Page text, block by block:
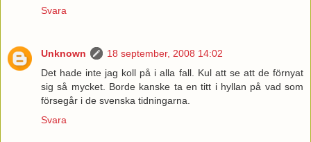
Svara
Unknown
18 september, 2008 14:02
Det hade inte jag koll på i alla fall. Kul att se att de förnyat
sig så mycket. Borde kanske ta en titt i hyllan på vad som
försegår i de svenska tidningarna.
Svara